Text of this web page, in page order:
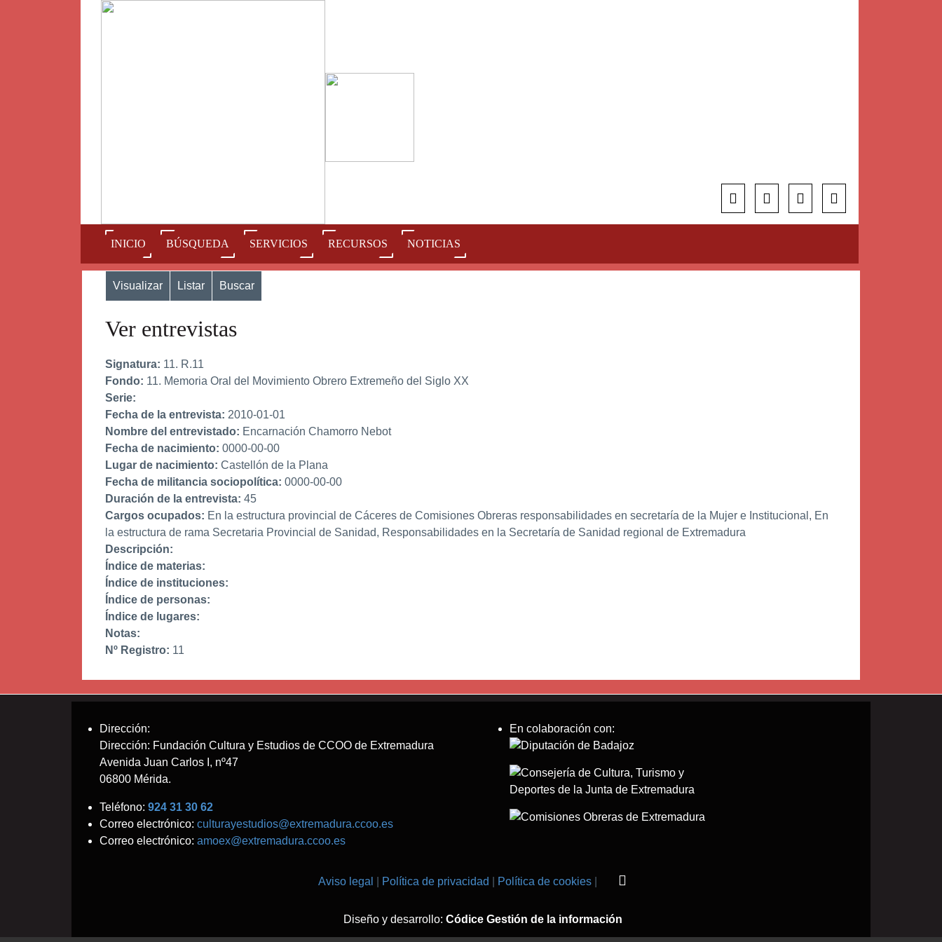
INICIO (current)BÚSQUEDA SERVICIOS RECURSOS NOTICIAS
Visualizar Listar Buscar
Ver entrevistas
Signatura: 11. R.11
Fondo: 11. Memoria Oral del Movimiento Obrero Extremeño del Siglo XX
Serie:
Fecha de la entrevista: 2010-01-01
Nombre del entrevistado: Encarnación Chamorro Nebot
Fecha de nacimiento: 0000-00-00
Lugar de nacimiento: Castellón de la Plana
Fecha de militancia sociopolítica: 0000-00-00
Duración de la entrevista: 45
Cargos ocupados: En la estructura provincial de Cáceres de Comisiones Obreras responsabilidades en secretaría de la Mujer e Institucional, En
la estructura de rama Secretaria Provincial de Sanidad, Responsabilidades en la Secretaría de Sanidad regional de Extremadura
Descripción:
Índice de materias:
Índice de instituciones:
Índice de personas:
Índice de lugares:
Notas:
Nº Registro: 11
Dirección:
Dirección: Fundación Cultura y Estudios de CCOO de Extremadura
Avenida Juan Carlos I, nº47
06800 Mérida.
Teléfono: 924 31 30 62
Correo electrónico: culturayestudios@extremadura.ccoo.es
Correo electrónico: amoex@extremadura.ccoo.es
En colaboración con:
Aviso legal Política de privacidad Política de cookies
Diseño y desarrollo:Códice Gestión de la información